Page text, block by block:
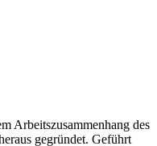
Arbeitszusammenhang des
gegründet. Geführt